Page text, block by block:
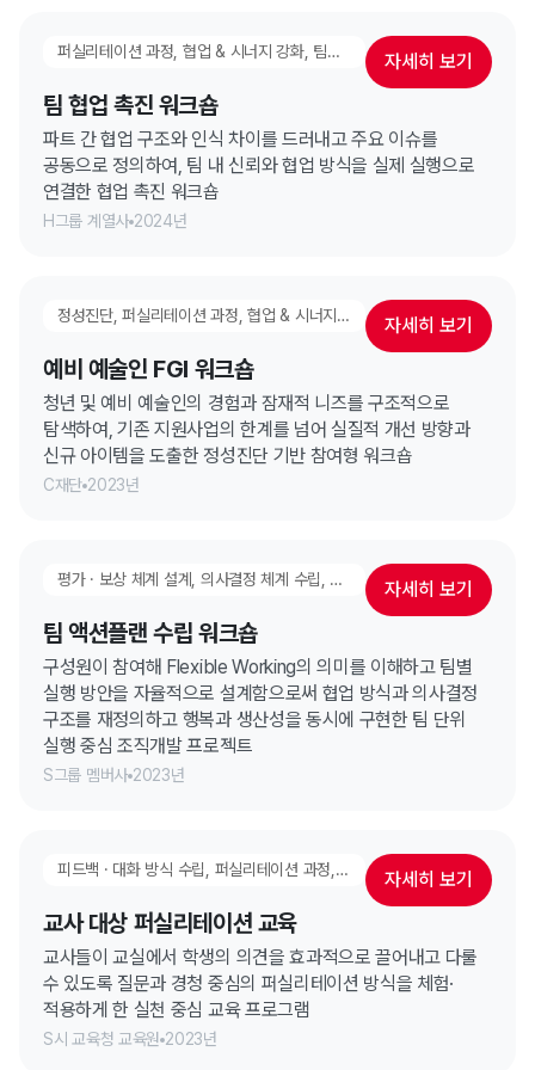
퍼실리테이션 과정, 협업 & 시너지 강화, 팀빌딩 자세히 보기
팀 협업 촉진 워크숍
파트 간 협업 구조와 인식 차이를 드러내고 주요 이슈를
공동으로 정의하여, 팀 내 신뢰와 협업 방식을 실제 실행으로
연결한 협업 촉진 워크숍
H그룹 계열사 2024년
정성진단, 퍼실리테이션 과정, 협업 & 시너지 강화, 팀빌딩 자세히 보기
예비 예술인 FGI 워크숍
청년 및 예비 예술인의 경험과 잠재적 니즈를 구조적으로
탐색하여, 기존 지원사업의 한계를 넘어 실질적 개선 방향과
신규 아이템을 도출한 정성진단 기반 참여형 워크숍
C재단 2023년
평가 · 보상 체계 설계, 의사결정 체계 수립, 일하는 방식 수립, 협업 & 시너지 강화, 고성과 팀 만들기, 팀빌딩 자세히 보기
팀 액션플랜 수립 워크숍
구성원이 참여해 Flexible Working의 의미를 이해하고 팀별
실행 방안을 자율적으로 설계함으로써 협업 방식과 의사결정
구조를 재정의하고 행복과 생산성을 동시에 구현한 팀 단위
실행 중심 조직개발 프로젝트
S그룹 멤버사 2023년
피드백 · 대화 방식 수립, 퍼실리테이션 과정, 리더십 과정, 팀빌딩 자세히 보기
교사 대상 퍼실리테이션 교육
교사들이 교실에서 학생의 의견을 효과적으로 끌어내고 다룰
수 있도록 질문과 경청 중심의 퍼실리테이션 방식을 체험·
적용하게 한 실천 중심 교육 프로그램
S시 교육청 교육원 2023년